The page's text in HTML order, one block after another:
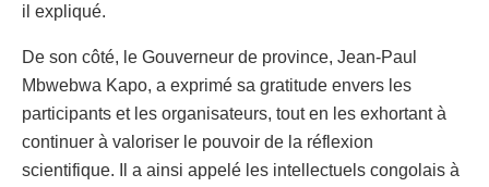
il expliqué.
De son côté, le Gouverneur de province, Jean-Paul
Mbwebwa Kapo, a exprimé sa gratitude envers les
participants et les organisateurs, tout en les exhortant à
continuer à valoriser le pouvoir de la réflexion
scientifique. Il a ainsi appelé les intellectuels congolais à